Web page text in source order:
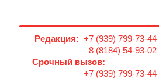
Редакция: +7 (939) 799-73-44
8 (8184) 54-93-02
Срочный вызов:
+7 (939) 799-73-44